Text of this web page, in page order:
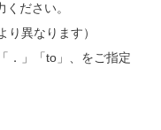
ださい。
り異なります）
．」「to」、をご指定